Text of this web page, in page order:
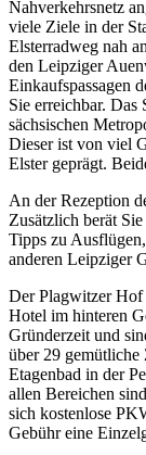
Nahverkehrsnetz
viele Ziele in der
Elsterradweg nah
den Leipziger
Einkaufspassagen
Sie erreichbar. Das
sächsischen
Dieser ist von viel
Elster geprägt.
An der Rezeption
Zusätzlich berät
Tipps zu
anderen Leipziger
Der Plagwitzer Hof
Hotel im hinteren
Gründerzeit und
über 29
Etagenbad in der
allen Bereichen
sich kostenlose
Gebühr eine